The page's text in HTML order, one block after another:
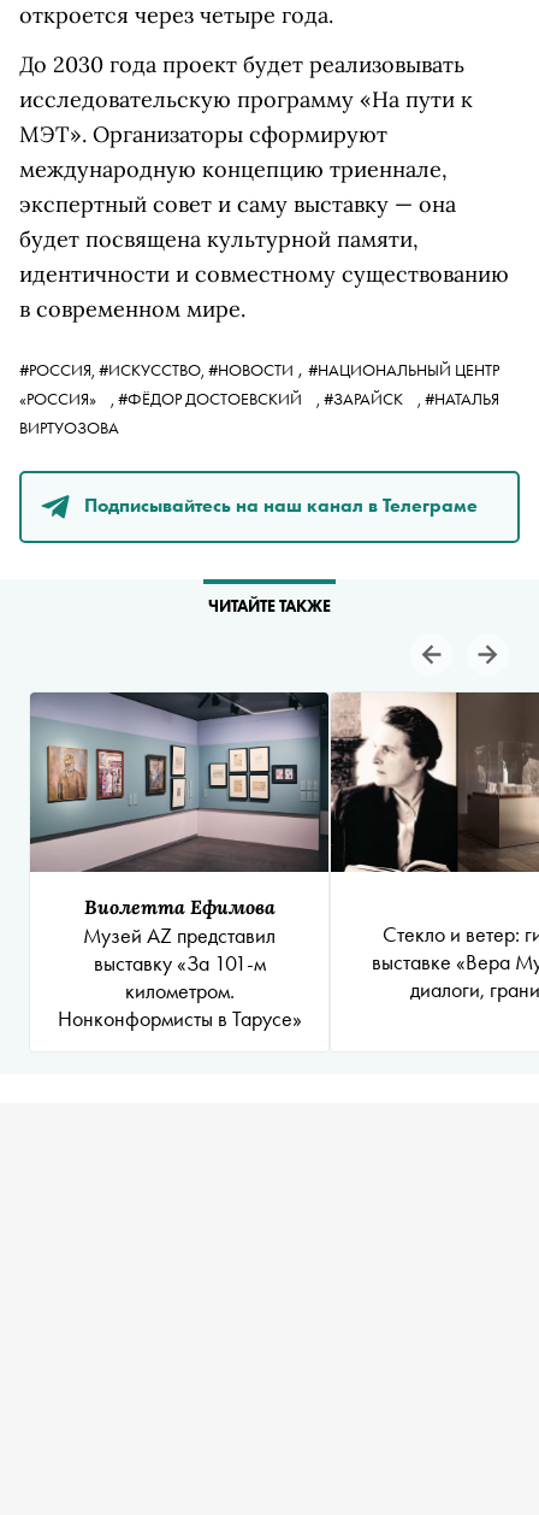
откроется через четыре года.
До 2030 года проект будет реализовывать
исследовательскую программу «На пути к
МЭТ». Организаторы сформируют
международную концепцию триеннале,
экспертный совет и саму выставку — она
будет посвящена культурной памяти,
идентичности и совместному существованию
в современном мире.
#РОССИЯ, #ИСКУССТВО, #НОВОСТИ , #НАЦИОНАЛЬНЫЙ ЦЕНТР
«РОССИЯ»
, #ФЁДОР ДОСТОЕВСКИЙ , #ЗАРАЙСК , #НАТАЛЬЯ
ВИРТУОЗОВА
Подписывайтесь на наш канал в Телеграме
ЧИТАЙТЕ ТАКЖЕ
Виолетта Ефимова
Музей AZ представил
выставку «За 101-м
километром.
Нонконформисты в Тарусе»
Стекло и ветер:
выставке «Вера
диалоги,